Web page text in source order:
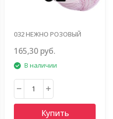
032 НЕЖНО РОЗОВЫЙ
165,30 руб.
В наличии
Купить